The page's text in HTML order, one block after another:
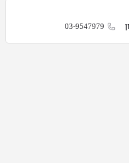
03-9547979